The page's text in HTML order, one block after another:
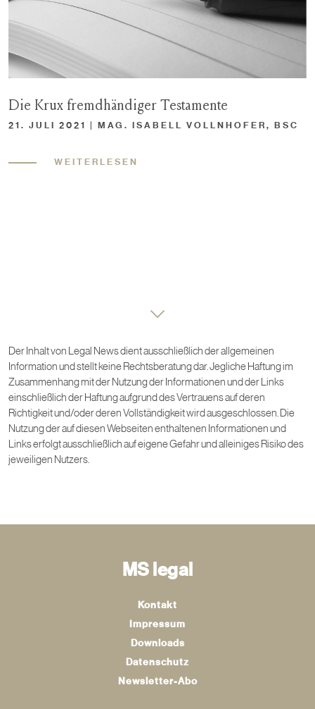
Die Krux fremdhändiger Testamente
21. JULI 2021 | MAG. ISABELL VOLLNHOFER, BSC
WEITERLESEN
Der Inhalt von Legal News dient ausschließlich der allgemeinen
Information und stellt keine Rechtsberatung dar. Jegliche Haftung im
Zusammenhang mit der Nutzung der Informationen und der Links
einschließlich der Haftung aufgrund des Vertrauens auf deren
Richtigkeit und/oder deren Vollständigkeit wird ausgeschlossen. Die
Nutzung der auf diesen Webseiten enthaltenen Informationen und
Links erfolgt ausschließlich auf eigene Gefahr und alleiniges Risiko des
jeweiligen Nutzers.
MS legal
Kontakt
Impressum
Downloads
Datenschutz
Newsletter-Abo